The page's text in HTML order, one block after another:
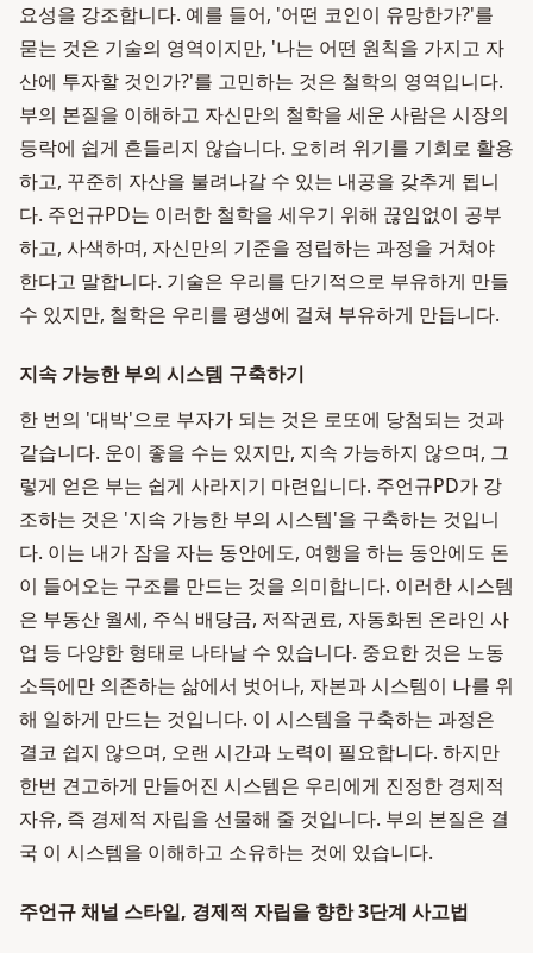
요성을 강조합니다. 예를 들어, '어떤 코인이 유망한가?'를
묻는 것은 기술의 영역이지만, '나는 어떤 원칙을 가지고 자
산에 투자할 것인가?'를 고민하는 것은 철학의 영역입니다.
부의 본질을 이해하고 자신만의 철학을 세운 사람은 시장의
등락에 쉽게 흔들리지 않습니다. 오히려 위기를 기회로 활용
하고, 꾸준히 자산을 불려나갈 수 있는 내공을 갖추게 됩니
다. 주언규PD는 이러한 철학을 세우기 위해 끊임없이 공부
하고, 사색하며, 자신만의 기준을 정립하는 과정을 거쳐야
한다고 말합니다. 기술은 우리를 단기적으로 부유하게 만들
수 있지만, 철학은 우리를 평생에 걸쳐 부유하게 만듭니다.
지속 가능한 부의 시스템 구축하기
한 번의 '대박'으로 부자가 되는 것은 로또에 당첨되는 것과
같습니다. 운이 좋을 수는 있지만, 지속 가능하지 않으며, 그
렇게 얻은 부는 쉽게 사라지기 마련입니다. 주언규PD가 강
조하는 것은 '지속 가능한 부의 시스템'을 구축하는 것입니
다. 이는 내가 잠을 자는 동안에도, 여행을 하는 동안에도 돈
이 들어오는 구조를 만드는 것을 의미합니다. 이러한 시스템
은 부동산 월세, 주식 배당금, 저작권료, 자동화된 온라인 사
업 등 다양한 형태로 나타날 수 있습니다. 중요한 것은 노동
소득에만 의존하는 삶에서 벗어나, 자본과 시스템이 나를 위
해 일하게 만드는 것입니다. 이 시스템을 구축하는 과정은
결코 쉽지 않으며, 오랜 시간과 노력이 필요합니다. 하지만
한번 견고하게 만들어진 시스템은 우리에게 진정한 경제적
자유, 즉 경제적 자립을 선물해 줄 것입니다. 부의 본질은 결
국 이 시스템을 이해하고 소유하는 것에 있습니다.
주언규 채널 스타일, 경제적 자립을 향한 3단계 사고법